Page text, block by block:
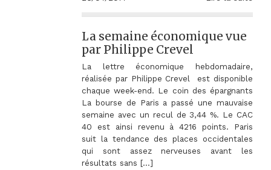
La semaine économique vue
par Philippe Crevel
La lettre économique hebdomadaire,
réalisée par Philippe Crevel est disponible
chaque week-end. Le coin des épargnants
La bourse de Paris a passé une mauvaise
semaine avec un recul de 3,44 %. Le CAC
40 est ainsi revenu à 4216 points. Paris
suit la tendance des places occidentales
qui sont assez nerveuses avant les
résultats sans […]